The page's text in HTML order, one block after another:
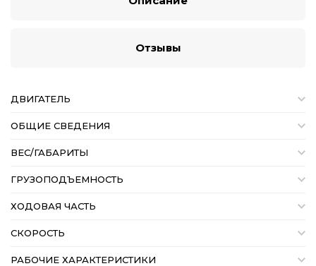
Отзывы
ДВИГАТЕЛЬ
ОБЩИЕ СВЕДЕНИЯ
ВЕС/ГАБАРИТЫ
ГРУЗОПОДЪЕМНОСТЬ
ХОДОВАЯ ЧАСТЬ
СКОРОСТЬ
РАБОЧИЕ ХАРАКТЕРИСТИКИ